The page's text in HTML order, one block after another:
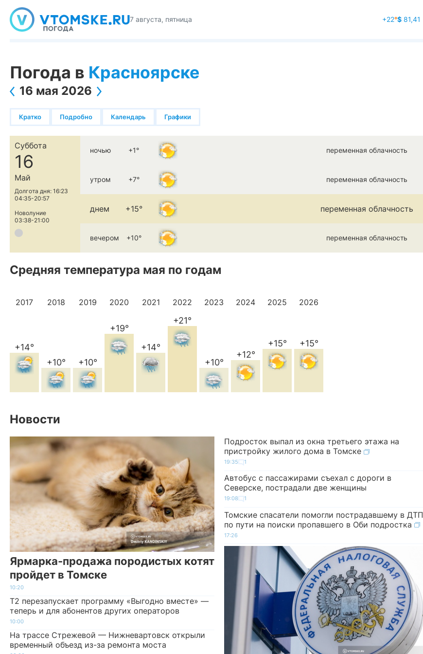
7 августа, пятница +22°$81,41
Погода в Красноярске
16 мая 2026
Кратко Подробно Календарь Графики
Суббота
16
Май
Долгота дня: 16:23
04:35-20:57
Новолуние
03:38-21:00
ночью +1° переменная облачность
утром +7° переменная облачность
днем +15° переменная облачность
вечером +10° переменная облачность
Средняя температура мая по годам
2017
+14°
2018
+10°
2019
+10°
2020
+19°
2021
+14°
2022
+21°
2023
+10°
2024
+12°
2025
+15°
2026
+15°
Новости
Ярмарка-продажа породистых котят
пройдет в Томске
10:20
Т2 перезапускает программу «Выгодно вместе» —
теперь и для абонентов других операторов
10:00
На трассе Стрежевой — Нижневартовск открыли
временный объезд из-за ремонта моста
Подросток выпал из окна третьего этажа на
пристройку жилого дома в Томске
19:35 1
Автобус с пассажирами съехал с дороги в
Северске, пострадали две женщины
19:08 1
Томские спасатели помогли пострадавшему в ДТП
по пути на поиски пропавшего в Оби подростка
17:26